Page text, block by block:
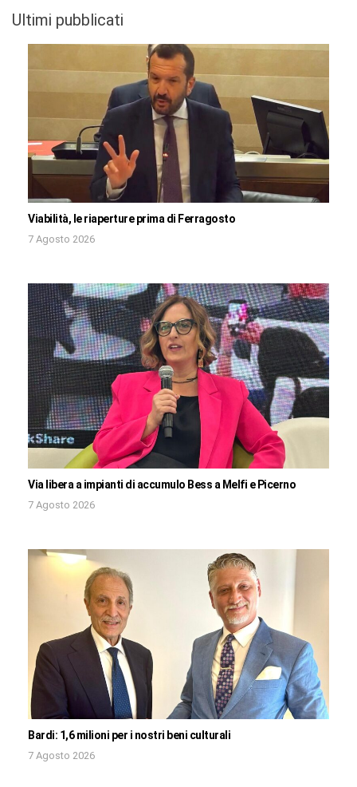
Ultimi pubblicati
Viabilità, le riaperture prima di Ferragosto
7 Agosto 2026
Via libera a impianti di accumulo Bess a Melfi e Picerno
7 Agosto 2026
Bardi: 1,6 milioni per i nostri beni culturali
7 Agosto 2026